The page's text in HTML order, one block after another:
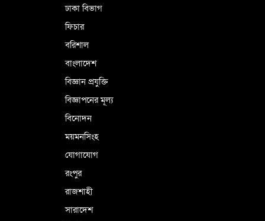
ঢাকা বিভাগ
ফিচার
বরিশাল
বাংলাদেশ
বিজ্ঞান প্রযুক্তি
বিজ্ঞাপনের মূল্য
বিনোদন
ময়মনসিংহ
যোগাযোগ
রংপুর
রাজশাহী
সারাদেশ